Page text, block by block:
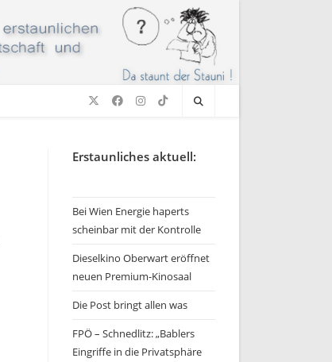
Erstaunliches aktuell:
Bei Wien Energie haperts
scheinbar mit der Kontrolle
Dieselkino Oberwart eröffnet
neuen Premium-Kinosaal
Die Post bringt allen was
FPÖ – Schnedlitz: „Bablers
Eingriffe in die Privatsphäre